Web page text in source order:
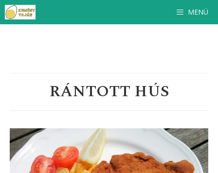
szakácskönyv
feliratkozóinknak